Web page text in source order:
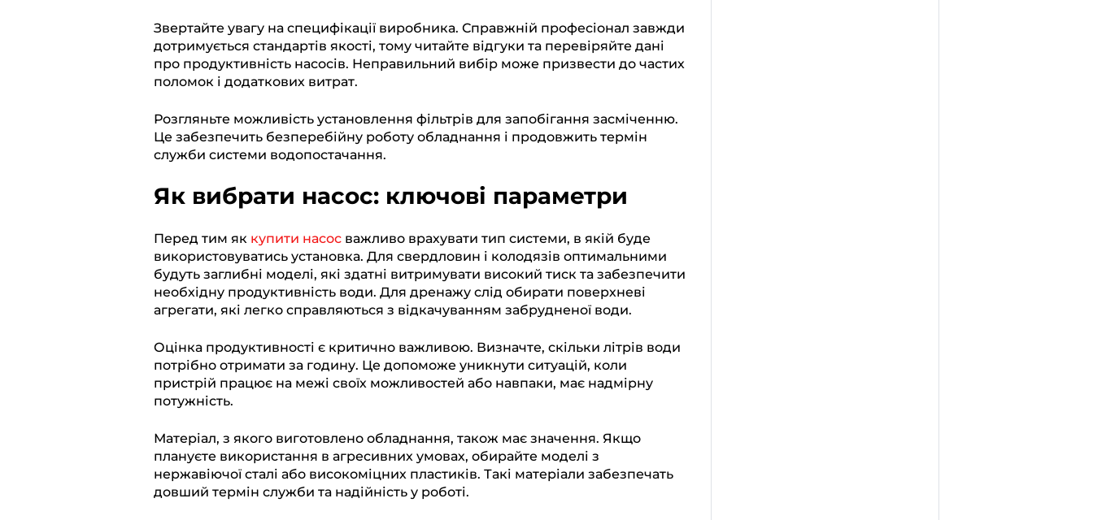
Звертайте увагу на специфікації виробника. Справжній професіонал завжди
дотримується стандартів якості, тому читайте відгуки та перевіряйте дані
про продуктивність насосів. Неправильний вибір може призвести до частих
поломок і додаткових витрат.
Розгляньте можливість установлення фільтрів для запобігання засміченню.
Це забезпечить безперебійну роботу обладнання і продовжить термін
служби системи водопостачання.
Як вибрати насос: ключові параметри
Перед тим як купити насос важливо врахувати тип системи, в якій буде
використовуватись установка. Для свердловин і колодязів оптимальними
будуть заглибні моделі, які здатні витримувати високий тиск та забезпечити
необхідну продуктивність води. Для дренажу слід обирати поверхневі
агрегати, які легко справляються з відкачуванням забрудненої води.
Оцінка продуктивності є критично важливою. Визначте, скільки літрів води
потрібно отримати за годину. Це допоможе уникнути ситуацій, коли
пристрій працює на межі своїх можливостей або навпаки, має надмірну
потужність.
Матеріал, з якого виготовлено обладнання, також має значення. Якщо
плануєте використання в агресивних умовах, обирайте моделі з
нержавіючої сталі або високоміцних пластиків. Такі матеріали забезпечать
довший термін служби та надійність у роботі.